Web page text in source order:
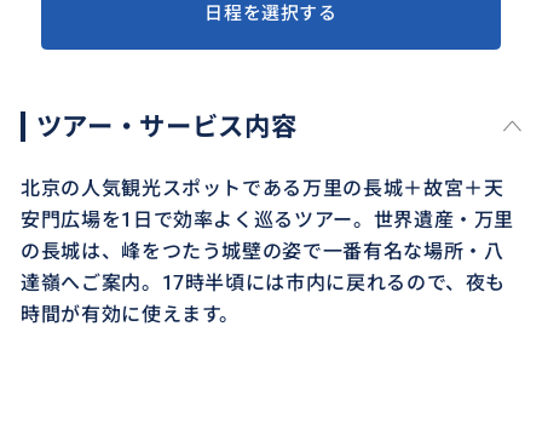
日程を選択する
ツアー・サービス内容
北京の人気観光スポットである万里の長城＋故宮＋天
安門広場を1日で効率よく巡るツアー。世界遺産・万里
の長城は、峰をつたう城壁の姿で一番有名な場所・八
達嶺へご案内。17時半頃には市内に戻れるので、夜も
時間が有効に使えます。